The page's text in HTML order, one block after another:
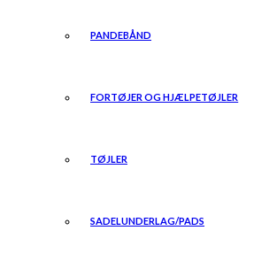
PANDEBÅND
FORTØJER OG HJÆLPETØJLER
TØJLER
SADELUNDERLAG/PADS